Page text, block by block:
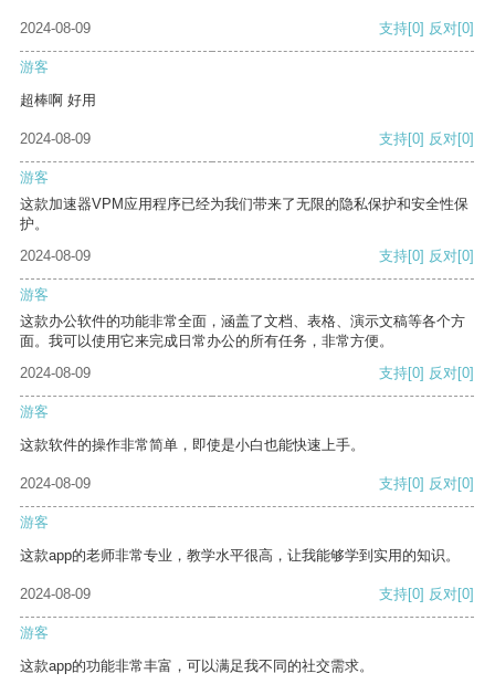
2024-08-09 支持[0] 反对[0]
游客
超棒啊 好用
2024-08-09 支持[0] 反对[0]
游客
这款加速器VPM应用程序已经为我们带来了无限的隐私保护和安全性保
护。
2024-08-09
支持[0] 反对[0]
游客
这款办公软件的功能非常全面，涵盖了文档、表格、演示文稿等各个方
面。我可以使用它来完成日常办公的所有任务，非常方便。
2024-08-09
支持[0] 反对[0]
游客
这款软件的操作非常简单，即使是小白也能快速上手。
2024-08-09 支持[0] 反对[0]
游客
这款app的老师非常专业，教学水平很高，让我能够学到实用的知识。
2024-08-09 支持[0] 反对[0]
游客
这款app的功能非常丰富，可以满足我不同的社交需求。